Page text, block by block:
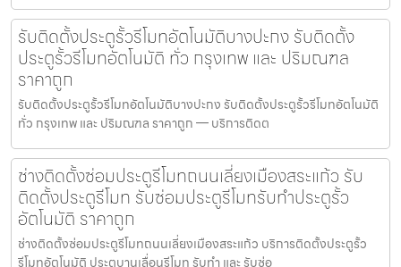
รับติดตั้งประตูรั้วรีโมทอัตโนมัติบางปะกง รับติดตั้ง
ประตูรั้วรีโมทอัตโนมัติ ทั่ว กรุงเทพ และ ปริมณฑล
ราคาถูก
รับติดตั้งประตูรั้วรีโมทอัตโนมัติบางปะกง รับติดตั้งประตูรั้วรีโมทอัตโนมัติ
ทั่ว กรุงเทพ และ ปริมณฑล ราคาถูก — บริการติดต
ช่างติดตั้งซ่อมประตูรีโมทถนนเลี่ยงเมืองสระแก้ว รับ
ติดตั้งประตูรีโมท รับซ่อมประตูรีโมทรับทำประตูรั้ว
อัตโนมัติ ราคาถูก
ช่างติดตั้งซ่อมประตูรีโมทถนนเลี่ยงเมืองสระแก้ว บริการติดตั้งประตูรั้ว
รีโมทอัตโนมัติ ประตูบานเลื่อนรีโมท รับทำ และ รับซ่อ